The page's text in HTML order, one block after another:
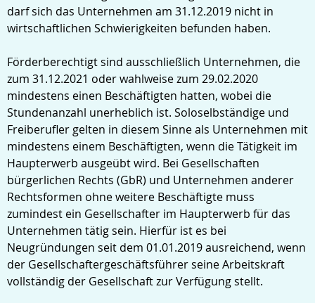
darf sich das Unternehmen am 31.12.2019 nicht in
wirtschaftlichen Schwierigkeiten befunden haben.
Förderberechtigt sind ausschließlich Unternehmen, die
zum 31.12.2021 oder wahlweise zum 29.02.2020
mindestens einen Beschäftigten hatten, wobei die
Stundenanzahl unerheblich ist. Soloselbständige und
Freiberufler gelten in diesem Sinne als Unternehmen mit
mindestens einem Beschäftigten, wenn die Tätigkeit im
Haupterwerb ausgeübt wird. Bei Gesellschaften
bürgerlichen Rechts (GbR) und Unternehmen anderer
Rechtsformen ohne weitere Beschäftigte muss
zumindest ein Gesellschafter im Haupterwerb für das
Unternehmen tätig sein. Hierfür ist es bei
Neugründungen seit dem 01.01.2019 ausreichend, wenn
der Gesellschaftergeschäftsführer seine Arbeitskraft
vollständig der Gesellschaft zur Verfügung stellt.